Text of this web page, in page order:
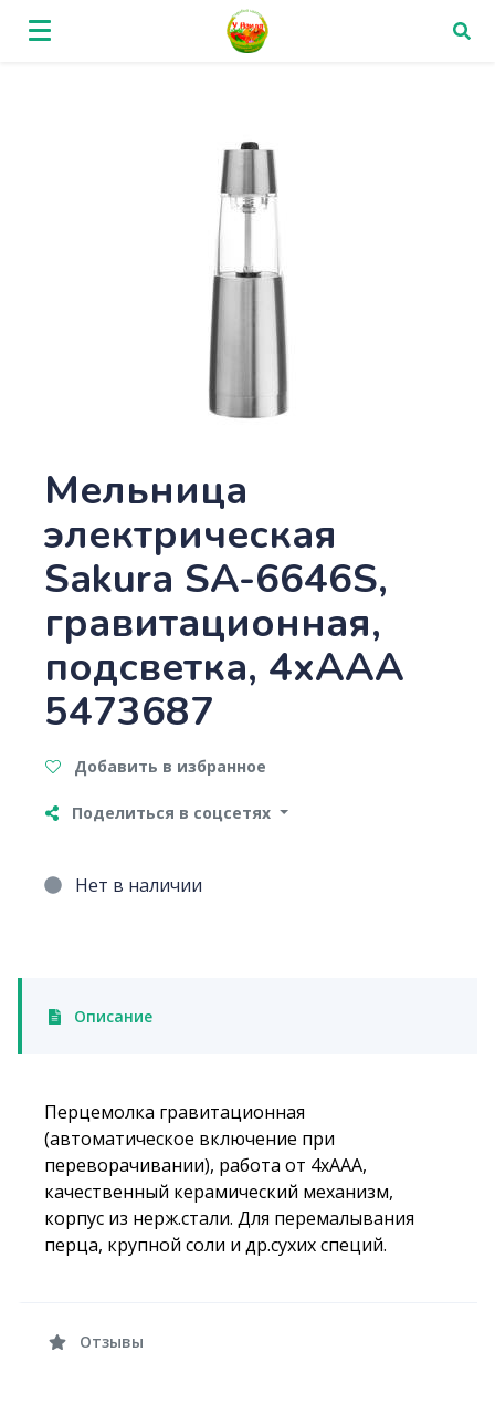
Мельница
электрическая
Sakura SA-6646S,
гравитационная,
подсветка, 4хААА
5473687
Добавить в избранное
Поделиться в соцсетях
Нет в наличии
Описание
Перцемолка гравитационная
(автоматическое включение при
переворачивании), работа от 4хААА,
качественный керамический механизм,
корпус из нерж.стали. Для перемалывания
перца, крупной соли и др.сухих специй.
Отзывы